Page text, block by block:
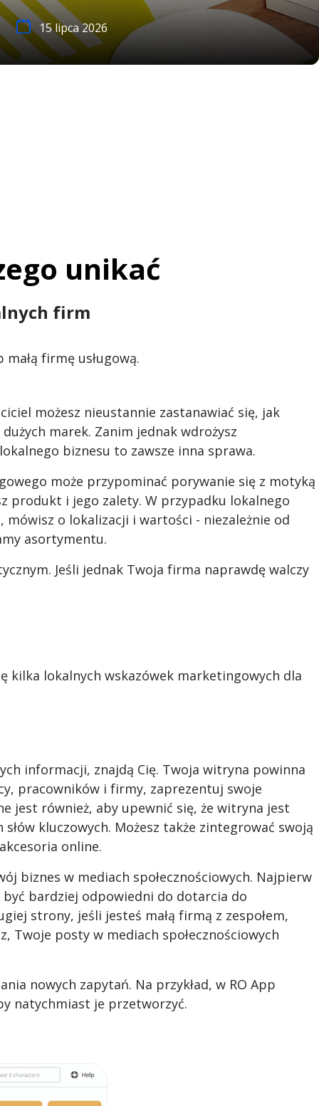
15 lipca 2026
unikać
firm
firmę usługową.
możesz nieustannie zastanawiać się, jak
marek. Zanim jednak wdrożysz
biznesu to zawsze inna sprawa.
może przypominać porywanie się z motyką
produkt i jego zalety. W przypadku lokalnego
o lokalizacji i wartości - niezależnie od
asortymentu.
Jeśli jednak Twoja firma naprawdę walczy
kilka lokalnych wskazówek marketingowych dla
informacji, znajdą Cię. Twoja witryna powinna
pracowników i firmy, zaprezentuj swoje
jest również, aby upewnić się, że witryna jest
kluczowych. Możesz także zintegrować swoją
online.
biznes w mediach społecznościowych. Najpierw
bardziej odpowiedni do dotarcia do
strony, jeśli jesteś małą firmą z zespołem,
Twoje posty w mediach społecznościowych
nowych zapytań. Na przykład, w RO App
natychmiast je przetworzyć.